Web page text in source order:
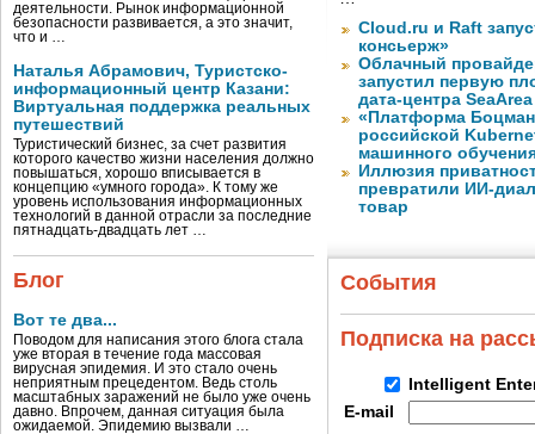
деятельности. Рынок информационной
безопасности развивается, а это значит,
что и …
Наталья Абрамович, Туристско-
информационный центр Казани:
Виртуальная поддержка реальных
путешествий
Туристический бизнес, за счет развития
которого качество жизни населения должно
повышаться, хорошо вписывается в
концепцию «умного города». К тому же
уровень использования информационных
технологий в данной отрасли за последние
пятнадцать-двадцать лет …
Блог
Вот те два...
Поводом для написания этого блога стала
уже вторая в течение года массовая
вирусная эпидемия. И это стало очень
неприятным прецедентом. Ведь столь
масштабных заражений не было уже очень
давно. Впрочем, данная ситуация была
ожидаемой. Эпидемию вызвали …
Cloud.ru и Raft
консьерж»
Облачный
запустил первую
дата-центра
«Платформа
российской
машинного
Иллюзия
превратили ИИ-
товар
События
Подписка на
Intelligent
E-mail